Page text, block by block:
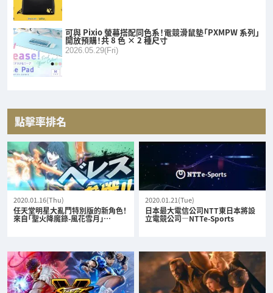
可與 Pixio 螢幕搭配同色系！電競滑鼠墊「PXMPW 系列」
開放預購！共 8 色 × 2 種尺寸
2026.05.29(Fri)
點擊率排名
2020.01.16(Thu)
任天堂明星大亂鬥特別版的新角色！
來自「聖火降魔錄-風花雪月」…
2020.01.21(Tue)
日本最大電信公司NTT東日本將設
立電競公司—NTTe-Sports